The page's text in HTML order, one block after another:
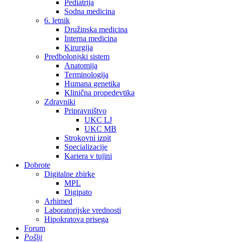
Pediatrija
Sodna medicina
6. letnik
Družinska medicina
Interna medicina
Kirurgija
Predbolonjski sistem
Anatomija
Terminologija
Humana genetika
Klinična propedevtika
Zdravniki
Pripravništvo
UKC LJ
UKC MB
Strokovni izpit
Specializacije
Kariera v tujini
Dobrote
Digitalne zbirke
MPL
Digipato
Arhimed
Laboratorijske vrednosti
Hipokratova prisega
Forum
Pošlji